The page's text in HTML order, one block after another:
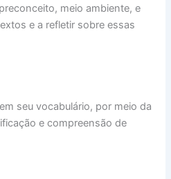
meio ambiente, e
e a refletir sobre essas
seu vocabulário, por meio da
e compreensão de